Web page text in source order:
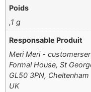
Poids
,1 g
Responsable Produit
Meri Meri -
Formal House, St
GL50 3PN, Cheltenham
UK